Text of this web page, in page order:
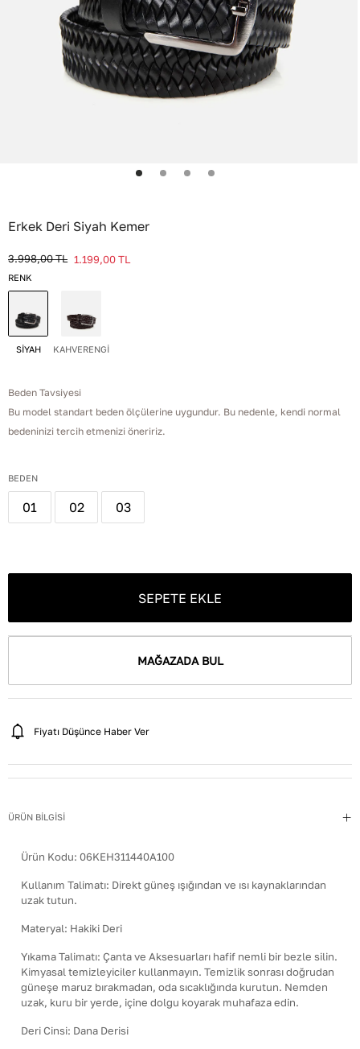
Erkek Deri Siyah Kemer
3.998,00TL 1.199,00TL
RENK
SİYAH KAHVERENGİ
Beden Tavsiyesi
Bu model standart beden ölçülerine uygundur. Bu nedenle, kendi normal
bedeninizi tercih etmenizi öneririz.
BEDEN
01 02 03
SEPETE EKLE
MAĞAZADA BUL
Fiyatı Düşünce Haber Ver
ÜRÜN BİLGİSİ
Ürün Kodu: 06KEH311440A100
Kullanım Talimatı: Direkt güneş ışığından ve ısı kaynaklarından
uzak tutun.
Materyal: Hakiki Deri
Yıkama Talimatı: Çanta ve Aksesuarları hafif nemli bir bezle silin.
Kimyasal temizleyiciler kullanmayın. Temizlik sonrası doğrudan
güneşe maruz bırakmadan, oda sıcaklığında kurutun. Nemden
uzak, kuru bir yerde, içine dolgu koyarak muhafaza edin.
Deri Cinsi: Dana Derisi